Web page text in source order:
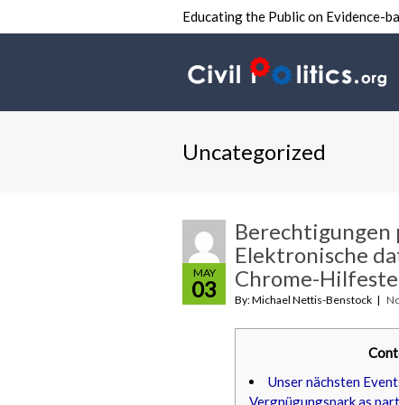
Educating the Public on Evidence-
Uncategorized
MAY
03
Berechtigungen
Elektronische
Chrome-
By: Michael Nettis-Benstock
Unser nächsten
Vergnügungspark as